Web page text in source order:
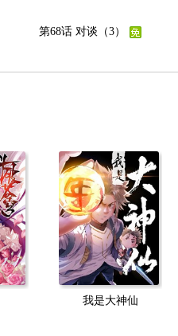
第68话 对谈（3）
我是大神仙